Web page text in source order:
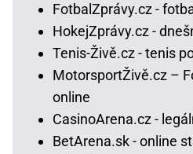
FotbalZprávy.cz -
HokejZprávy.cz -
Tenis-Živě.cz - tenis
MotorsportŽivě.cz –
online
CasinoArena.cz -
BetArena.sk - online